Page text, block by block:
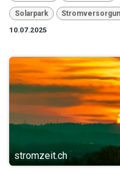
Solarpark
10.07.2025
stromzeit.ch